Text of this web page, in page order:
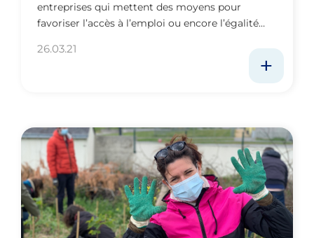
entreprises qui mettent des moyens pour
favoriser l’accès à l’emploi ou encore l’égalité…
26.03.21